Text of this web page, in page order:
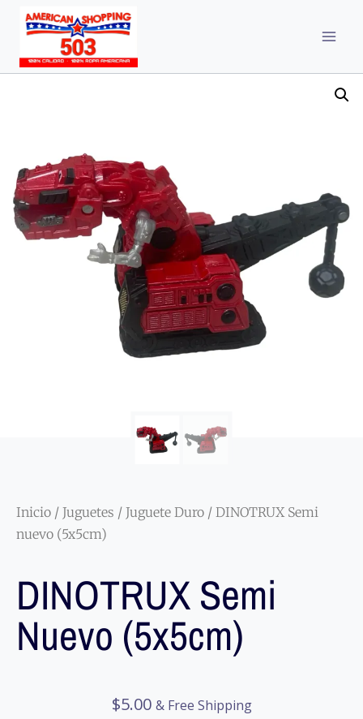
Inicio / Juguetes / Juguete Duro / DINOTRUX Semi
nuevo (5x5cm)
DINOTRUX Semi
Nuevo (5x5cm)
$5.00 & Free Shipping